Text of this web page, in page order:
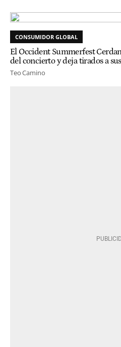
CONSUMIDOR GLOBAL
El Occident Summerfest
del concierto y deja tirados a
Teo Camino